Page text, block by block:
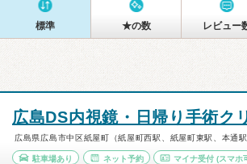
標準 ★の数 レビュー
広島DS内視鏡・日帰り手術ク
広島県広島市中区紙屋町（紙屋町西駅、紙屋町東駅、本通駅
駐車場あり ネット予約 マイナ受付 (スマホ